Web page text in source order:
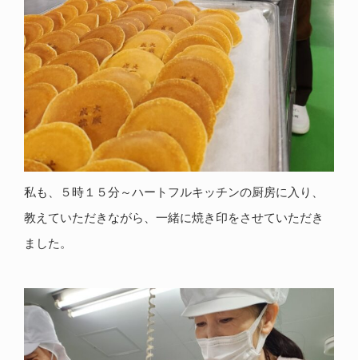
私も、５時１５分～ハートフルキッチンの厨房に入り、
教えていただきながら、一緒に焼き印をさせていただき
ました。